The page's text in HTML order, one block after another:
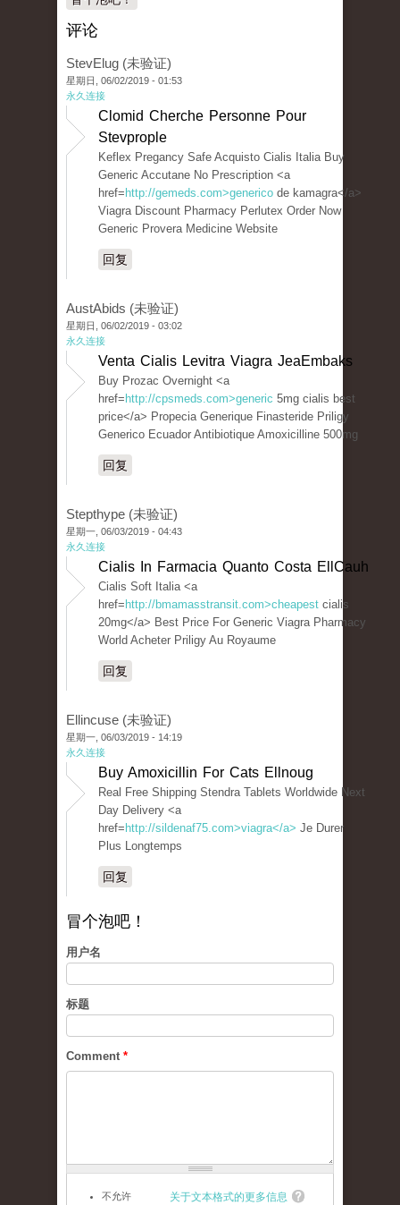
评论
StevElug (未验证)
星期日, 06/02/2019 - 01:53
永久连接
Clomid Cherche Personne Pour
Stevprople
Keflex Pregancy Safe Acquisto Cialis Italia Buy
Generic Accutane No Prescription <a
href= http://gemeds.com>generico de kamagra</a>
Viagra Discount Pharmacy Perlutex Order Now
Generic Provera Medicine Website
回复
AustAbids (未验证)
星期日, 06/02/2019 - 03:02
永久连接
Venta Cialis Levitra Viagra JeaEmbaks
Buy Prozac Overnight <a
href= http://cpsmeds.com>generic 5mg cialis best
price</a> Propecia Generique Finasteride Priligy
Generico Ecuador Antibiotique Amoxicilline 500mg
回复
Stepthype (未验证)
星期一, 06/03/2019 - 04:43
永久连接
Cialis In Farmacia Quanto Costa EllCauh
Cialis Soft Italia <a
href= http://bmamasstransit.com>cheapest cialis
20mg</a> Best Price For Generic Viagra Pharmacy
World Acheter Priligy Au Royaume
回复
Ellincuse (未验证)
星期一, 06/03/2019 - 14:19
永久连接
Buy Amoxicillin For Cats Ellnoug
Real Free Shipping Stendra Tablets Worldwide Next
Day Delivery <a
href= http://sildenaf75.com>viagra</a> Je Durer
Plus Longtemps
回复
冒个泡吧！
用户名
标题
Comment *
关于文本格式的更多信息
不允许